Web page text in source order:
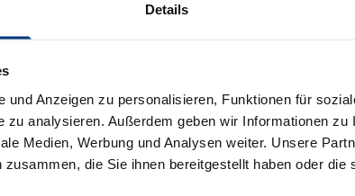
Details
und Anzeigen zu personalisieren, Funktionen für
zu analysieren. Außerdem geben wir Informationen zu
Medien, Werbung und Analysen weiter. Unsere
die Sie ihnen bereitgestellt haben oder die
In den Warenkorb
zu Versandkosten
Angaben